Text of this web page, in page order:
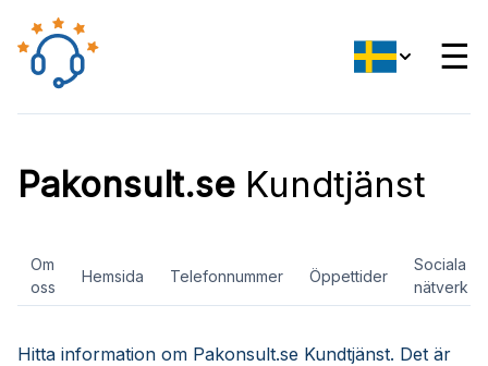
☰
Pakonsult.se Kundtjänst
Om
oss
Hemsida Telefonnummer Öppettider
Sociala
nätverk
Hitta information om Pakonsult.se Kundtjänst. Det är